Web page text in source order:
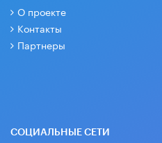
О проекте
Контакты
Партнеры
СОЦИАЛЬНЫЕ СЕТИ